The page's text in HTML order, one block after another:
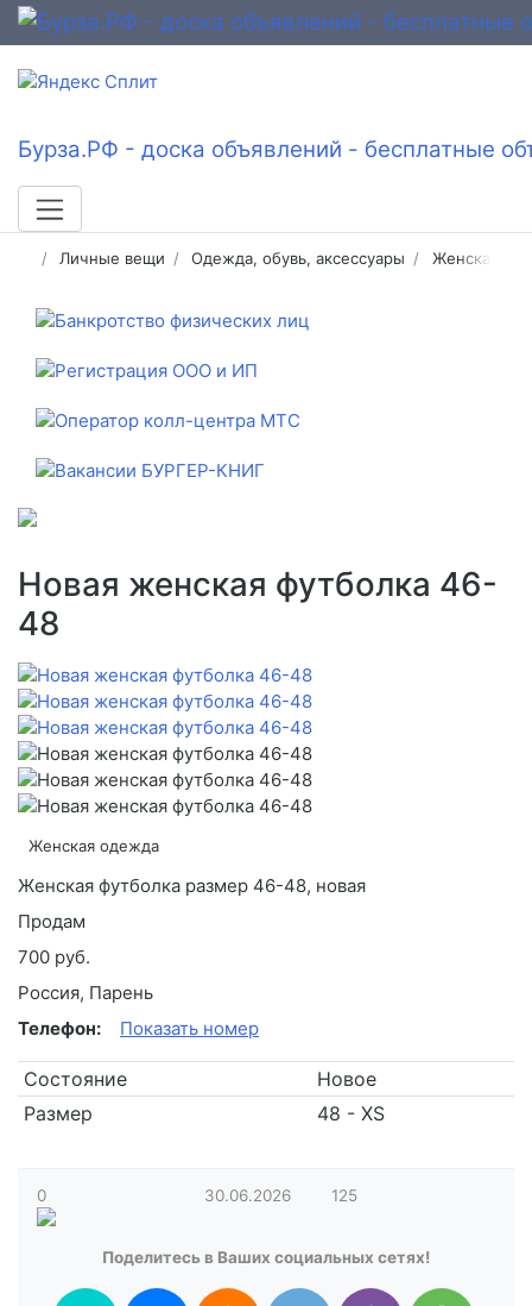
Бурза.РФ - доска объявлений - бесплатные
Личные вещи Одежда, обувь, аксессуары Женская
Новая женская футболка 46-
48
Женская одежда
Женская футболка размер 46-48, новая
Продам
700 руб.
Россия, Парень
Телефон:
Показать номер
Состояние
Новое
Размер
48 - XS
0 30.06.2026 125
Поделитесь в Ваших социальных сетях!